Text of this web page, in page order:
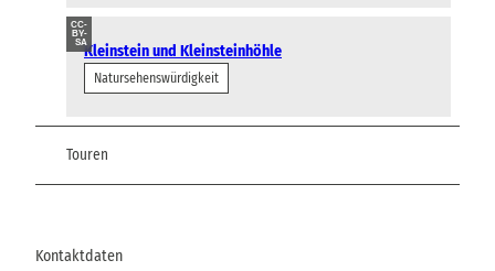
CC-
BY-
SAKleinstein und Kleinsteinhöhle
Natursehenswürdigkeit
Touren
Kontaktdaten